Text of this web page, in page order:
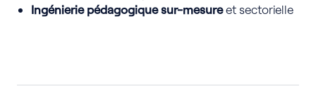
Ingénierie pédagogique sur-mesureet sectorielle